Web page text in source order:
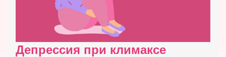
Депрессия при климаксе